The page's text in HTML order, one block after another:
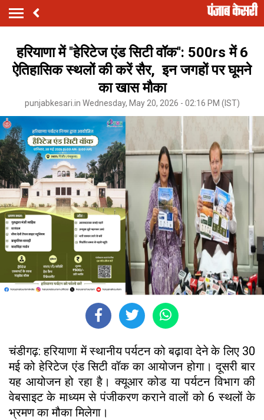
हरियाणा में ''हेरिटेज एंड सिटी वॉक'': 500rs में 6
ऐतिहासिक स्थलों की करें सैर, इन जगहों पर घूमने
का खास मौका
punjabkesari.in Wednesday, May 20, 2026 - 02:16 PM (IST)
चंडीगढ़: हरियाणा में स्थानीय पर्यटन को बढ़ावा देने के लिए 30
मई को हेरिटेज एंड सिटी वॉक का आयोजन होगा। दूसरी बार
यह आयोजन हो रहा है। क्यूआर कोड या पर्यटन विभाग की
वेबसाइट के माध्यम से पंजीकरण कराने वालों को 6 स्थलों के
भ्रमण का मौका मिलेगा।